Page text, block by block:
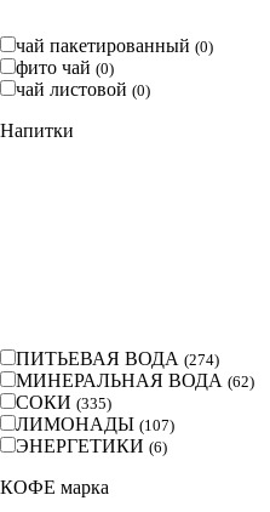
чай пакетированный (0)
фито чай (0)
чай листовой (0)
Напитки
ПИТЬЕВАЯ ВОДА (274)
МИНЕРАЛЬНАЯ ВОДА (62)
СОКИ (335)
ЛИМОНАДЫ (107)
ЭНЕРГЕТИКИ (6)
КОФЕ марка